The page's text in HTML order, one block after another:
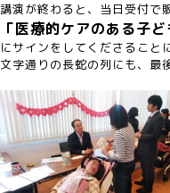
講演が終わると、当日受付で
「医療的ケアのある子ど
にサインをしてくださること
文字通りの長蛇の列にも、最